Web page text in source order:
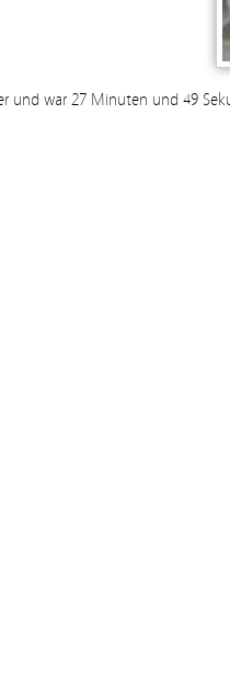
und war 27 Minuten und 49